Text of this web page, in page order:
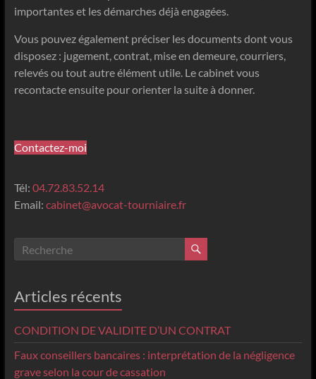
importantes et les démarches déjà engagées.
Vous pouvez également préciser les documents dont vous
disposez : jugement, contrat, mise en demeure, courriers,
relevés ou tout autre élément utile. Le cabinet vous
recontacte ensuite pour orienter la suite à donner.
Contactez-moi
Tél: 04.72.83.52.14
Email: cabinet@avocat-tourniaire.fr
Articles récents
CONDITION DE VALIDITE D’UN CONTRAT
Faux conseillers bancaires : interprétation de la négligence
grave selon la cour de cassation